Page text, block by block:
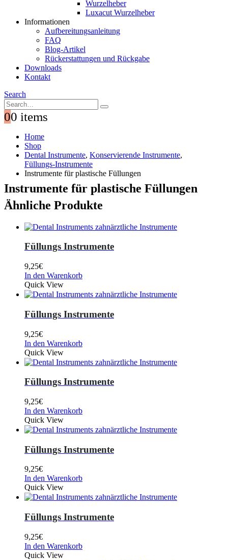
Wurzelheber
Luxacut Wurzelheber
Informationen
Aufbereitungsanleitung
FAQ
Blog-Artikel
Rückerstattungen und Rückgabe
Downloads
Kontakt
Search
00 items
Home
Shop
Dental Instrumente, Konservierende Instrumente,
Füllungs-Instrumente
Instrumente für plastische Füllungen
Instrumente für plastische Füllungen
Ähnliche Produkte
Füllungs Instrumente
9,25€
In den Warenkorb
Quick View
Füllungs Instrumente
9,25€
In den Warenkorb
Quick View
Füllungs Instrumente
9,25€
In den Warenkorb
Quick View
Füllungs Instrumente
9,25€
In den Warenkorb
Quick View
Füllungs Instrumente
9,25€
In den Warenkorb
Quick View